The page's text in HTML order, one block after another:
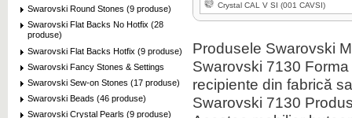
Swarovski Round Stones (9 produse)
Swarovski Flat Backs No Hotfix (28
produse)
Swarovski Flat Backs Hotfix (9 produse)
Swarovski Fancy Stones & Settings
Swarovski Sew-on Stones (17 produse)
Swarovski Beads (46 produse)
Swarovski Crystal Pearls (9 produse)
Crystal CAL V SI (001 CAVSI)
Produsele Swarovski
Swarovski 7130
recipiente din fabrică
Swarovski 7130